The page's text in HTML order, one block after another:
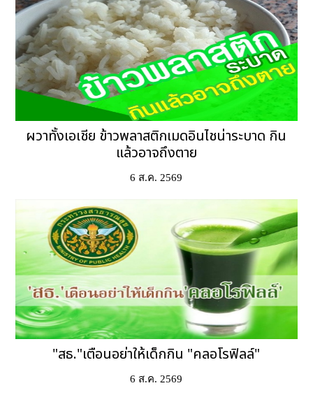
ผวาทั้งเอเชีย ข้าวพลาสติกเมดอินไชน่าระบาด กิน
แล้วอาจถึงตาย
6 ส.ค. 2569
"สธ."เตือนอย่าให้เด็กกิน "คลอโรฟิลล์"
6 ส.ค. 2569